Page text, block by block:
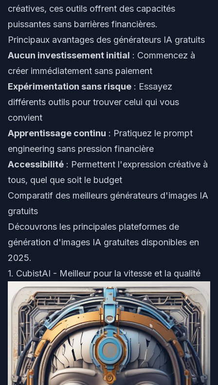
créatives, ces outils offrent des capacités
puissantes sans barrières financières.
Principaux avantages des générateurs IA gratuits
Aucun investissement initial : Commencez à
créer immédiatement sans paiement
Expérimentation sans risque : Essayez
différents outils pour trouver celui qui vous
convient
Apprentissage continu : Pratiquez le prompt
engineering sans pression financière
Accessibilité : Permettent l'expression créative à
tous, quel que soit le budget
Comparatif des meilleurs générateurs d'images IA
gratuits
Découvrons les principales plateformes de
génération d'images IA gratuites disponibles en
2025.
1. CubistAI - Meilleur pour la vitesse et la qualité